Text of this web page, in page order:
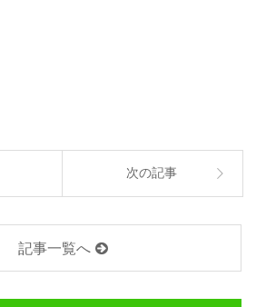
次の記事
記事一覧へ